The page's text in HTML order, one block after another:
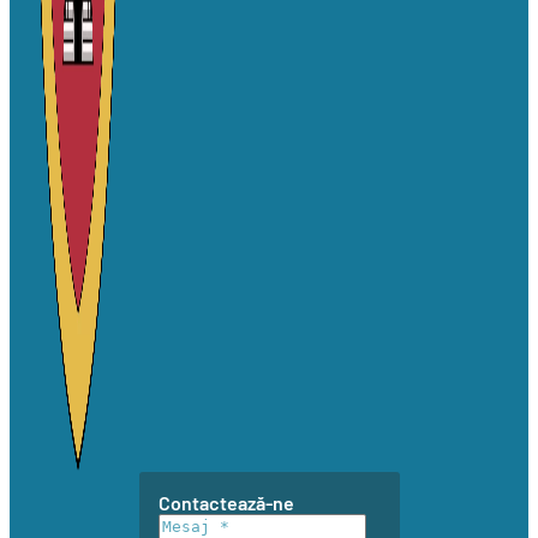
Contactează-ne